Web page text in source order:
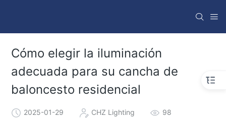
Cómo elegir la iluminación
adecuada para su cancha de
baloncesto residencial
2025-01-29 CHZ Lighting 98